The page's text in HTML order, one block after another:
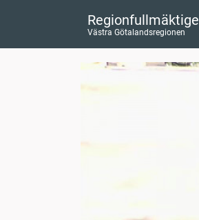
Regionfullmäktige
Västra Götalandsregionen